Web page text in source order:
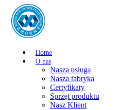
Home
O nas
Nasza usługa
Nasza fabryka
Certyfikaty
Sprzęt produktu
Nasz Klient